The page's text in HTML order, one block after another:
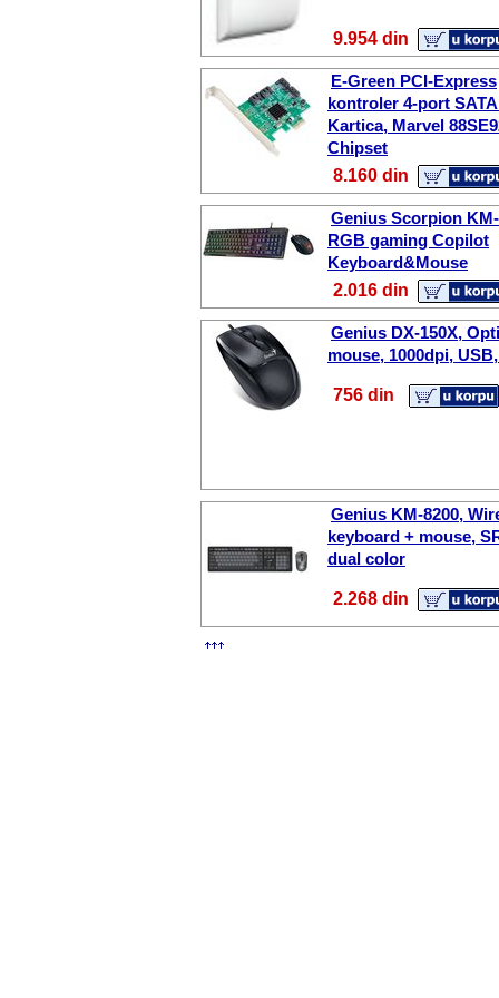
9.954 din
E-Green PCI-Express
kontroler 4-port
Kartica, Marvel
Chipset
8.160 din
Genius Scorpion
RGB gaming Copilot
Keyboard&Mouse
2.016 din
Genius DX-150X,
mouse, 1000dpi,
756 din
Genius KM-8200,
keyboard + mouse,
dual color
2.268 din